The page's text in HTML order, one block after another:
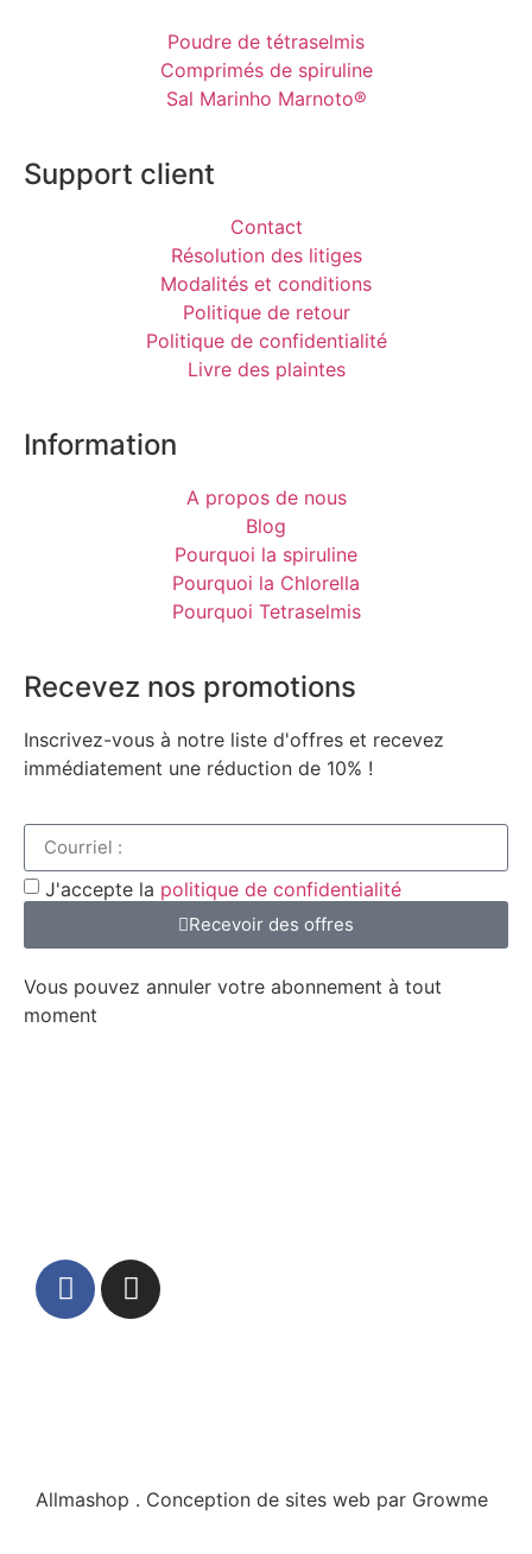
Poudre de tétraselmis
Comprimés de spiruline
Sal Marinho Marnoto®
Support client
Contact
Résolution des litiges
Modalités et conditions
Politique de retour
Politique de confidentialité
Livre des plaintes
Information
A propos de nous
Blog
Pourquoi la spiruline
Pourquoi la Chlorella
Pourquoi Tetraselmis
Recevez nos promotions
Inscrivez-vous à notre liste d'offres et recevez
immédiatement une réduction de 10% !
J'accepte la politique de confidentialité
Recevoir des offres
Vous pouvez annuler votre abonnement à tout
moment
Allmashop . Conception de sites web par Growme